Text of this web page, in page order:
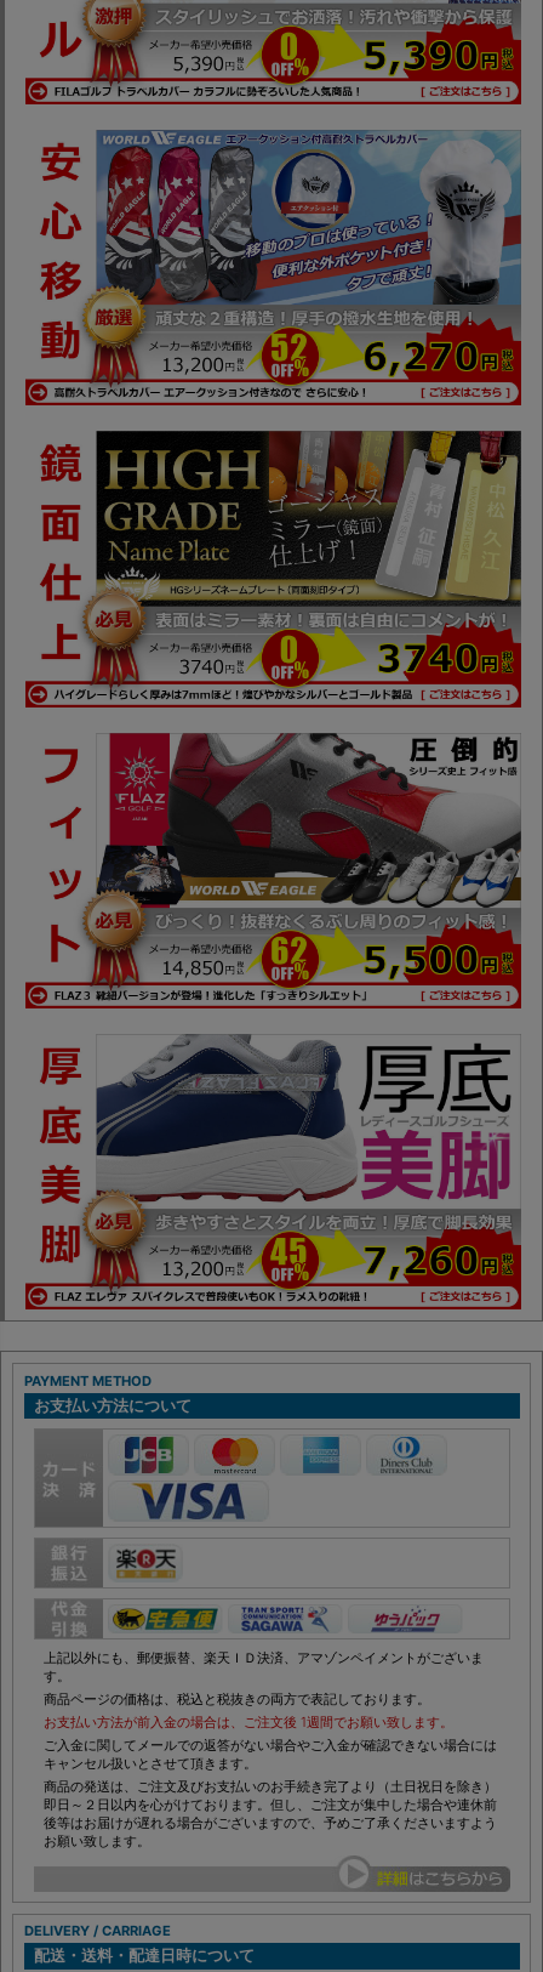
PAYMENT METHOD
お支払い方法について
上記以外にも、郵便振替、楽天ＩＤ決済、アマゾンペイメントがございま
す。
商品ページの価格は、税込と税抜きの両方で表記しております。
お支払い方法が前入金の場合は、ご注文後 1週間でお願い致します。
ご入金に関してメールでの返答がない場合やご入金が確認できない場合には
キャンセル扱いとさせて頂きます。
商品の発送は、ご注文及びお支払いのお手続き完了より（土日祝日を除き）
即日～２日以内を心がけております。但し、ご注文が集中した場合や連休前
後等はお届けが遅れる場合がございますので、予めご了承くださいますよう
お願い致します。
DELIVERY / CARRIAGE